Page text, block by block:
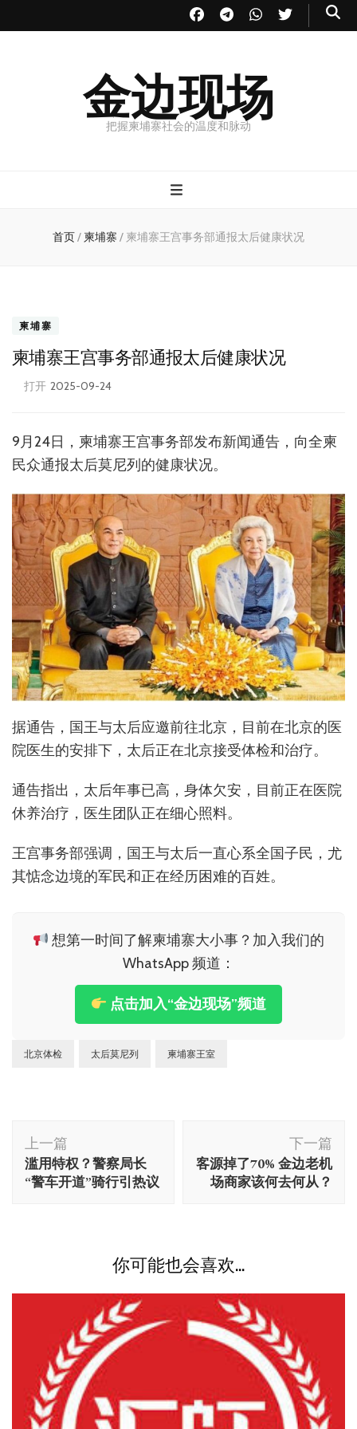
金边现场
把握柬埔寨社会的温度和脉动
首页/ 柬埔寨 / 柬埔寨王宫事务部通报太后健康状况
柬埔寨
柬埔寨王宫事务部通报太后健康状况
打开 2025-09-24
9月24日，柬埔寨王宫事务部发布新闻通告，向全柬
民众通报太后莫尼列的健康状况。
据通告，国王与太后应邀前往北京，目前在北京的医
院医生的安排下，太后正在北京接受体检和治疗。
通告指出，太后年事已高，身体欠安，目前正在医院
休养治疗，医生团队正在细心照料。
王宫事务部强调，国王与太后一直心系全国子民，尤
其惦念边境的军民和正在经历困难的百姓。
想第一时间了解柬埔寨大小事？加入我们的
WhatsApp 频道：
点击加入“金边现场”频道
北京体检 太后莫尼列 柬埔寨王室
博
文
导
上一篇
滥用特权？警察局长
“警车开道”骑行引热议
下一篇
客源掉了70% 金边老机
场商家该何去何从？
你可能也会喜欢...